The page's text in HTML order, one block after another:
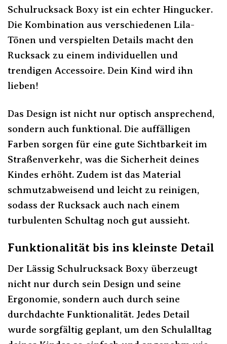
Schulrucksack Boxy ist ein echter Hingucker.
Die Kombination aus verschiedenen Lila-
Tönen und verspielten Details macht den
Rucksack zu einem individuellen und
trendigen Accessoire. Dein Kind wird ihn
lieben!
Das Design ist nicht nur optisch ansprechend,
sondern auch funktional. Die auffälligen
Farben sorgen für eine gute Sichtbarkeit im
Straßenverkehr, was die Sicherheit deines
Kindes erhöht. Zudem ist das Material
schmutzabweisend und leicht zu reinigen,
sodass der Rucksack auch nach einem
turbulenten Schultag noch gut aussieht.
Funktionalität bis ins kleinste Detail
Der Lässig Schulrucksack Boxy überzeugt
nicht nur durch sein Design und seine
Ergonomie, sondern auch durch seine
durchdachte Funktionalität. Jedes Detail
wurde sorgfältig geplant, um den Schulalltag